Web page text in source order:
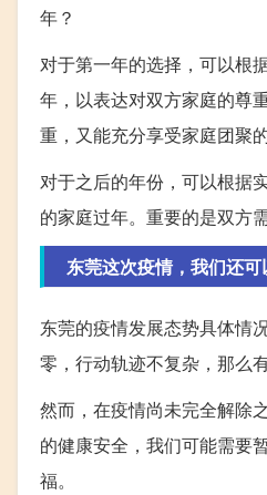
年？
对于第一年的选择，可以根
年，以表达对双方家庭的尊
重，又能充分享受家庭团聚的
对于之后的年份，可以根据
的家庭过年。重要的是双方
东莞这次疫情，我们还可
东莞的疫情发展态势具体情
零，行动轨迹不复杂，那么
然而，在疫情尚未完全解除
的健康安全，我们可能需要
福。